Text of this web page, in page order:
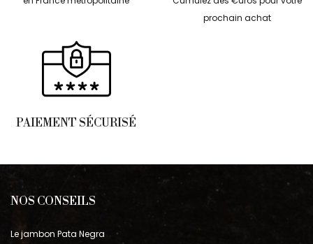
prochain achat
PAIEMENT SÉCURISÉ
NOS CONSEILS
Le jambon Pata Negra